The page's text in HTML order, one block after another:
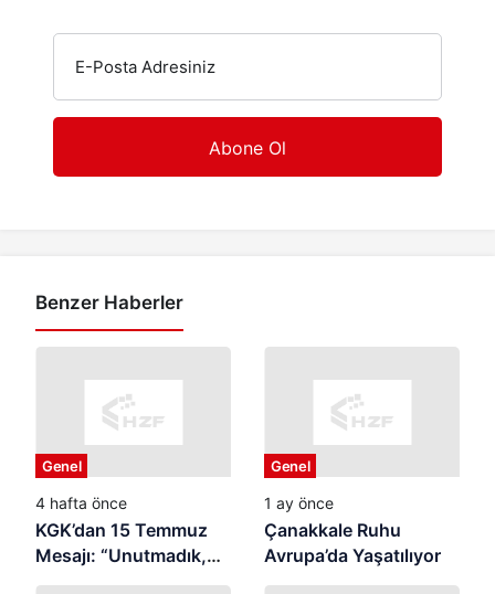
E-Posta Adresiniz
Benzer Haberler
Genel
4 hafta önce
KGK’dan 15 Temmuz
Mesajı: “Unutmadık,
Unutturmayacağız”
Genel
1 ay önce
Çanakkale Ruhu
Avrupa’da Yaşatılıyor